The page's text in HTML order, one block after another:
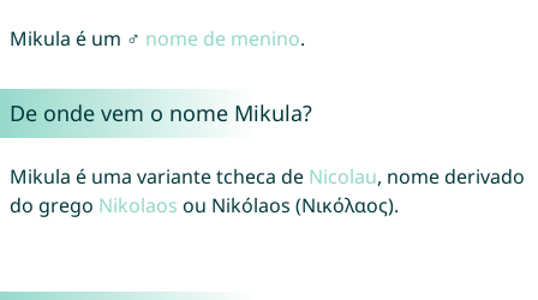
Mikula é um ♂ nome de menino.
De onde vem o nome Mikula?
Mikula é uma variante tcheca de Nicolau, nome derivado
do grego Nikolaos ou Nikólaos (Νικόλαος).